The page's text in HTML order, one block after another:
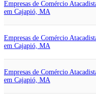
Empresas de Comércio
em Cajapió, MA
Empresas de Comércio
em Cajapió, MA
Empresas de Comércio
em Cajapió, MA